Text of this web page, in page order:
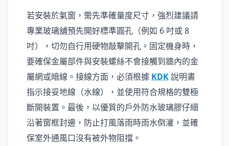
若安裝於氣窗，需先準確量度尺寸，強烈建議請
專業玻璃舖預先開好標準圓孔（例如 6 吋或 8
吋），切勿自行用硬物敲擊開孔。固定機身時，
要確保金屬部件與安裝螺絲不會接觸到牆內的金
屬網或暗線。接線方面，必須根據 KDK說明書
指示接妥地線（水線），並使用符合規格的雙極
斷開裝置。最後，以優質的戶外防水玻璃膠仔細
沿著窗框封邊，防止打風落雨時雨水倒灌，並確
保室外通風口沒有被外物阻擋。